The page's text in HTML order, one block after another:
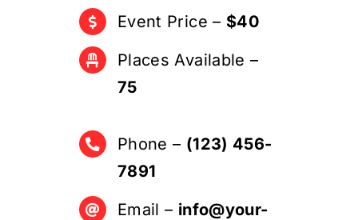
Event Price – $40
Places Available –
75
Phone – (123) 456-
7891
Email – info@your-